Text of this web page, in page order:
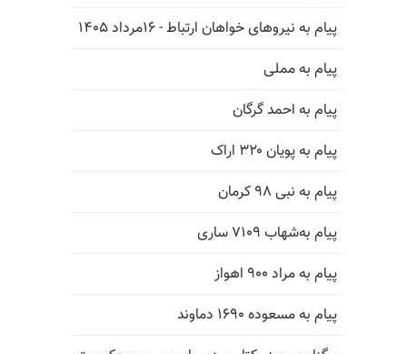
پیام به نیروهای خواهان ارتباط - ۱۶مرداد ۱۴۰۵
پیام به مملی
پیام به احمد گرگان
پیام به پویان ۳۲۰ اراک
پیام به نبی ۹۸ کرمان
پیام به‌شهاب ۷۱۰۹ ساری
پیام به مراد ۹۰۰ اهواز
پیام به مسعوده ۱۶۹۰ دماوند